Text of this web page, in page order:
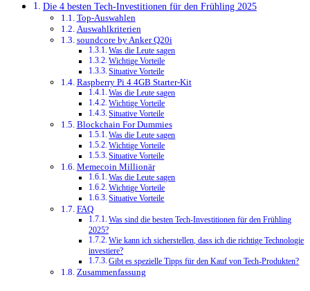
Die 4 besten Tech-Investitionen für den Frühling 2025
Top-Auswahlen
Auswahlkriterien
soundcore by Anker Q20i
Was die Leute sagen
Wichtige Vorteile
Situative Vorteile
Raspberry Pi 4 4GB Starter-Kit
Was die Leute sagen
Wichtige Vorteile
Situative Vorteile
Blockchain For Dummies
Was die Leute sagen
Wichtige Vorteile
Situative Vorteile
Memecoin Millionär
Was die Leute sagen
Wichtige Vorteile
Situative Vorteile
FAQ
Was sind die besten Tech-Investitionen für den Frühling
2025?
Wie kann ich sicherstellen, dass ich die richtige Technologie
investiere?
Gibt es spezielle Tipps für den Kauf von Tech-Produkten?
Zusammenfassung